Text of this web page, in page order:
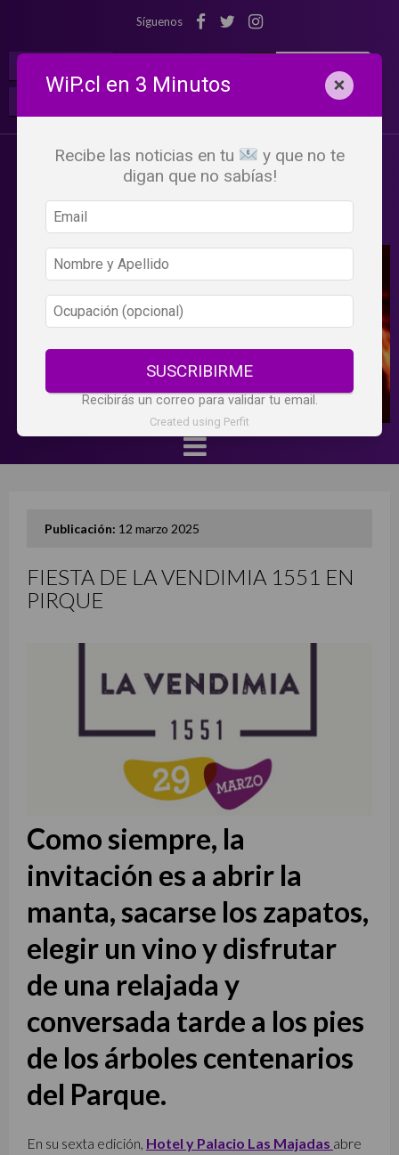
Síguenos
Publicación: 12 marzo 2025
FIESTA DE LA VENDIMIA 1551 EN
PIRQUE
Como siempre, la
invitación es a abrir la
manta, sacarse los zapatos,
elegir un vino y disfrutar
de una relajada y
conversada tarde a los pies
de los árboles centenarios
del Parque.
En su sexta edición, Hotel y Palacio Las Majadas abre
WiP.cl en 3 Minutos ×
Recibe las noticias en tu
y que no te
digan que no sabías!
SUSCRIBIRME
Recibirás un correo para validar tu email.
Created using Perfit